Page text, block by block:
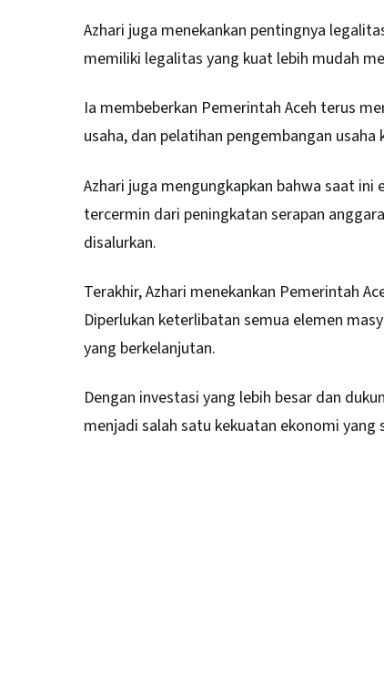
Azhari juga menekankan pentingnya
memiliki legalitas yang kuat lebih mudah
Ia membeberkan Pemerintah Aceh terus
usaha, dan pelatihan pengembangan usaha
Azhari juga mengungkapkan bahwa saat
tercermin dari peningkatan serapan
disalurkan.
Terakhir, Azhari menekankan Pemerintah
Diperlukan keterlibatan semua elemen
yang berkelanjutan.
Dengan investasi yang lebih besar dan
menjadi salah satu kekuatan ekonomi